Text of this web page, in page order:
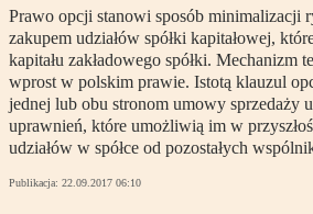
Prawo opcji stanowi sposób minimalizacji
zakupem udziałów spółki kapitałowej,
kapitału zakładowego spółki. Mechanizm
wprost w polskim prawie. Istotą klauzul
jednej lub obu stronom umowy sprzedaży
uprawnień, które umożliwią im w
udziałów w spółce od pozostałych
Publikacja: 22.09.2017 06:10